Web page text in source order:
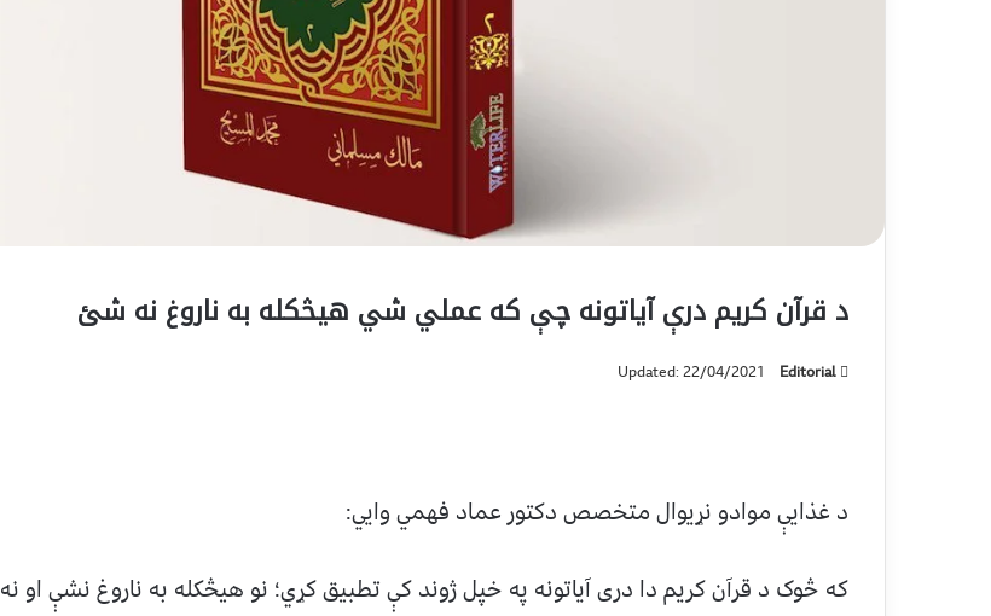
د قرآن کریم درې آياتونه چې که عملي شي هيڅکله به ناروغ نه شئ
Editorial
Updated: 22/04/2021
د غذايې موادو نړیوال متخصص دكتور عماد فهمي وايي:
که څوک د قرآن کریم دا درى آياتونه په خپل ژوند کې تطبیق کړي؛ نو هيڅکله به ناروغ نشې او نه